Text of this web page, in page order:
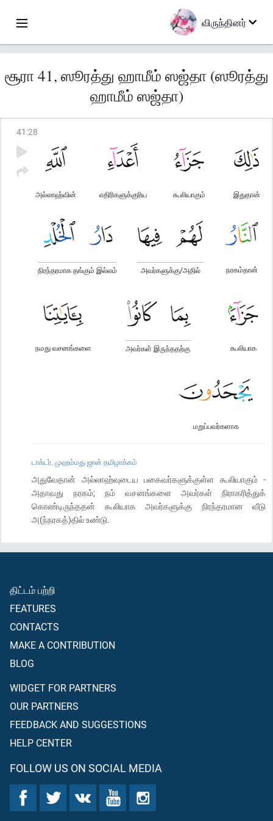
விருந்தினர்
சூரா 41, ஸூரத்து ஹாமீம் ஸஜ்தா (ஸூரத்து
ஹாமீம் ஸஜ்தா)
41 :28
இதுதான்
கூலியாகும்
எதிரிகளுக்குரிய
அல்லாஹ்வின்
நரகம்தான்
அவர்களுக்கு/அதில்
நிரந்தரமாக தங்கும் இல்லம்
கூலியாக
அவர்கள் இருந்ததற்கு
நமது வசனங்களை
மறுப்பவர்களாக
டாக்டர். முஹம்மது ஜான் தமிழாக்கம்
அதுவேதான் அல்லாஹ்வுடைய பகைவர்களுக்குள்ள கூலியாகும் -
அதாவது நரகம்; நம் வசனங்களை அவர்கள் நிராகரித்துக்
கொண்டிருந்ததன் கூலியாக அவர்களுக்கு நிரந்தரமான வீடு
அ(ந்நரகத்)தில் உண்டு.
திட்டம் பற்றி
FEATURES
CONTACTS
MAKE A CONTRIBUTION
BLOG
WIDGET FOR PARTNERS
OUR PARTNERS
FEEDBACK AND SUGGESTIONS
HELP CENTER
FOLLOW US ON SOCIAL MEDIA